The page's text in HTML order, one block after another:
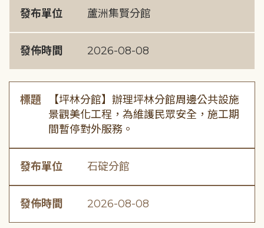
發布單位 蘆洲集賢分館
發佈時間 2026-08-08
標題
【坪林分館】辦理坪林分館周邊公共設施
景觀美化工程，為維護民眾安全，施工期
間暫停對外服務。
發布單位 石碇分館
發佈時間 2026-08-08